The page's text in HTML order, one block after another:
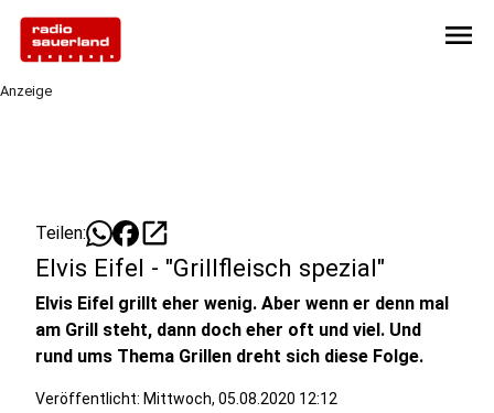
menu
Anzeige
Teilen: open_in_new
Elvis Eifel - "Grillfleisch spezial"
Elvis Eifel grillt eher wenig. Aber wenn er denn mal
am Grill steht, dann doch eher oft und viel. Und
rund ums Thema Grillen dreht sich diese Folge.
Veröffentlicht: Mittwoch, 05.08.2020 12:12